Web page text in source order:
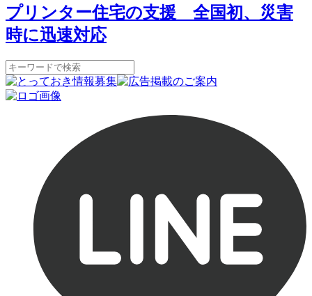
プリンター住宅の支援 全国初、災害
時に迅速対応